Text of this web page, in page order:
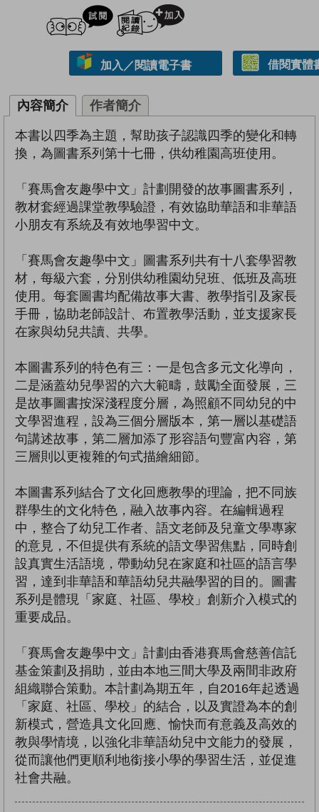
試閲
加入／閱讀電子書 借閱實體
內容簡介 作者簡介
本書以四季為主題，幫助孩子認識四季的變化和轉
換，為圖書系列第十七冊，供幼稚園高班使用。
「賽馬會友趣學中文」計劃開發的故事圖書系列，
教材套經過課堂教學驗證，有效協助華語和非華語
小朋友有系統及有效地學習中文。
「賽馬會友趣學中文」圖書系列共有十八套學習教
材，每級六套，分別供幼稚園幼兒班、低班及高班
使用。每套圖書均配備故事大書、教學指引及家長
手冊，協助老師設計、布置教學活動，並支援家長
在家與幼兒共讀、共學。
本圖書系列的特色有三：一是包含多元文化導向，
二是涵蓋幼兒學習的六大範疇，鼓勵全面發展，三
是故事圖書按深淺程度分層，為照顧不同幼兒的中
文學習進程，設為三個分層版本，第一層以基礎語
句講述故事，第二層加添了形容語句豐富內容，第
三層則以更複雜的句式描繪細節。
本圖書系列結合了文化回應教學的理論，把不同族
群學生的文化特色，融入故事內容。在編輯過程
中，整合了幼兒工作者、語文老師及兒童文學專家
的意見，不但提供有系統的語文學習焦點，同時創
設真實生活語境，帶動幼兒在家庭和社區的語言學
習，達到非華語和華語幼兒共融學習的目的。圖書
系列是體現「家庭、社區、學校」創新介入模式的
重要成品。
「賽馬會友趣學中文」計劃由香港賽馬會慈善信託
基金策劃及捐助，並由本地三間大學及兩間非政府
組織聯合策動。本計劃為期五年，自2016年起透過
「家庭、社區、學校」的結合，以及實證為本的創
新模式，營造具文化回應、愉快而有意義及高效的
教與學情境，以強化非華語幼兒中文能力的發展，
從而讓他們更順利地銜接小學的學習生活，並促進
社會共融。